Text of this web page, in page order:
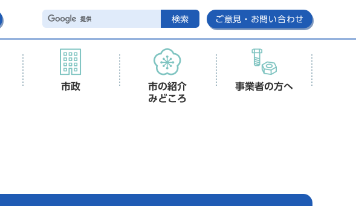
検索 ご意見・お問い合わせ
市政
市の紹介
みどころ
事業者の方へ